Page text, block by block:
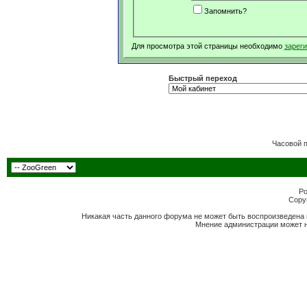
Запомнить?
Для просмотра этой страницы необходимо
Быстрый переход
Часовой
Никакая часть данного форума не может быть
Мнение администрации может